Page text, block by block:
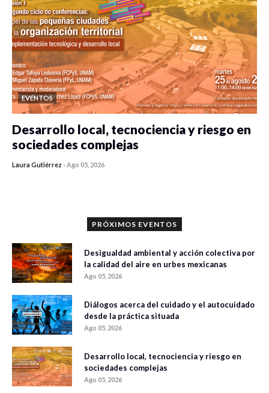
EVENTOS
Desarrollo local, tecnociencia y riesgo en
sociedades complejas
Laura Gutiérrez -Ago 05, 2026
PRÓXIMOS EVENTOS
Desigualdad ambiental y acción colectiva por
la calidad del aire en urbes mexicanas
Ago 05, 2026
Diálogos acerca del cuidado y el autocuidado
desde la práctica situada
Ago 05, 2026
Desarrollo local, tecnociencia y riesgo en
sociedades complejas
Ago 05, 2026